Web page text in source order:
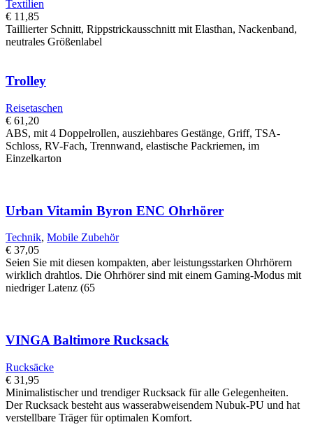
Textilien
€ 11,85
Taillierter Schnitt, Rippstrickausschnitt mit Elasthan, Nackenband,
neutrales Größenlabel
Trolley
Reisetaschen
€ 61,20
ABS, mit 4 Doppelrollen, ausziehbares Gestänge, Griff, TSA-
Schloss, RV-Fach, Trennwand, elastische Packriemen, im
Einzelkarton
Urban Vitamin Byron ENC Ohrhörer
Technik, Mobile Zubehör
€ 37,05
Seien Sie mit diesen kompakten, aber leistungsstarken Ohrhörern
wirklich drahtlos. Die Ohrhörer sind mit einem Gaming-Modus mit
niedriger Latenz (65
VINGA Baltimore Rucksack
Rucksäcke
€ 31,95
Minimalistischer und trendiger Rucksack für alle Gelegenheiten.
Der Rucksack besteht aus wasserabweisendem Nubuk-PU und hat
verstellbare Träger für optimalen Komfort.